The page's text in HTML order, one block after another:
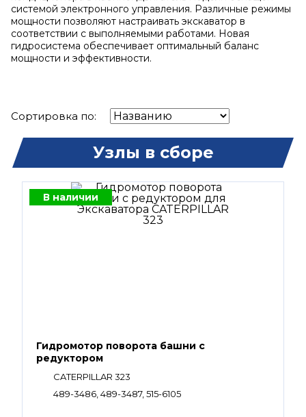
системой электронного управления. Различные режимы
мощности позволяют настраивать экскаватор в
соответствии с выполняемыми работами. Новая
гидросистема обеспечивает оптимальный баланс
мощности и эффективности.
Сортировка по:
Узлы в сборе
В наличии
Гидромотор поворота башни с
редуктором
CATERPILLAR 323
489-3486, 489-3487, 515-6105